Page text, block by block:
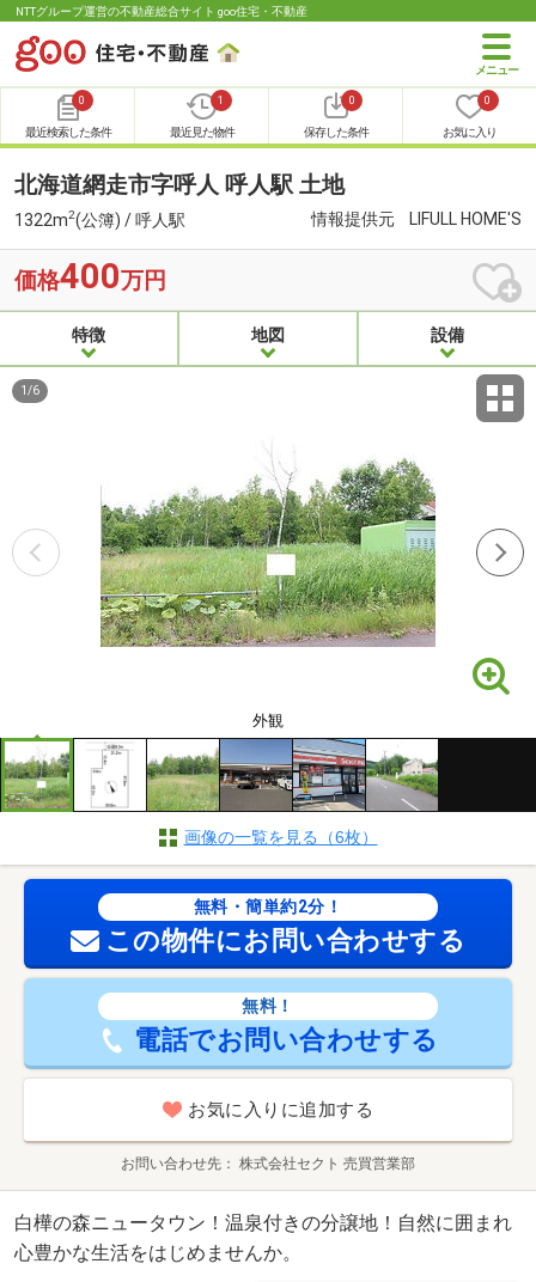
NTTグループ運営の不動産総合サイト goo住宅・不動産
0
最近検索した条件
1
最近見た物件
0
保存した条件
0
お気に入り
北海道網走市字呼人 呼人駅 土地
1322m2(公簿) / 呼人駅 情報提供元 LIFULL HOME'S
価格400万円
特徴 地図 設備
外観
1 /6
画像の一覧を見る（6枚）
無料・簡単約2分！
この物件にお問い合わせする
無料！
電話でお問い合わせする
お気に入りに追加する
お問い合わせ先 株式会社セクト 売買営業部
白樺の森ニュータウン！温泉付きの分譲地！自然に囲まれ
心豊かな生活をはじめませんか。